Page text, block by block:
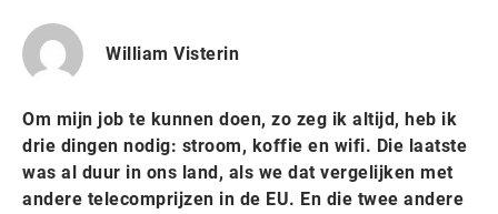
William Visterin
Om mijn job te kunnen doen, zo zeg ik altijd, heb ik
drie dingen nodig: stroom, koffie en wifi. Die laatste
was al duur in ons land, als we dat vergelijken met
andere telecomprijzen in de EU. En die twee andere